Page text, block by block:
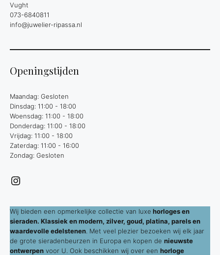
Vught
073-6840811
info@juwelier-ripassa.nl
Openingstijden
Maandag: Gesloten
Dinsdag: 11:00 - 18:00
Woensdag: 11:00 - 18:00
Donderdag: 11:00 - 18:00
Vrijdag: 11:00 - 18:00
Zaterdag: 11:00 - 16:00
Zondag: Gesloten
Instagram
Wij bieden een opmerkelijke collectie van luxe horloges en
sieraden. Klassiek en modern, zilver, goud, platina, parels en
waardevolle edelstenen . Met veel plezier bezoeken wij elk jaar
de grote sieradenbeurzen in Europa en kopen de nieuwste
ontwerpen voor U. Ook beschikken wij over een horloge